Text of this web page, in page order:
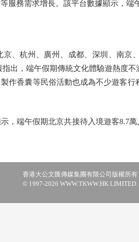
務需求增長。該平台數據顯示，端午
杭州、廣州、成都、深圳、南京
出，端午假期傳統文化體驗遊熱度
作香囊等民俗活動也成為不少遊客
端午假期北京共接待入境遊客8.7萬
香港大公文匯傳媒集團有限公司版權所有
© 1997-2026 WWW.TKWW.HK LIMITED.